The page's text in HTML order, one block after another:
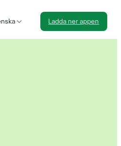
Ladda ner appen